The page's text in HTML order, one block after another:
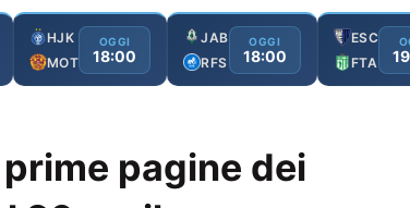
HJK
MOT
OGGI
18:00
JAB
RFS
OGGI
18:00
ESC
FTA
pagine dei